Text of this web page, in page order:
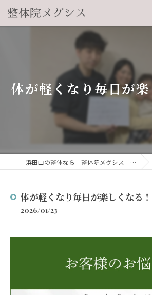
体が軽くなり毎日が楽
浜田山の整体なら「整体院メグシス」肩こり・腰痛・自律神経の悩みを睡眠から改善
体が軽くなり毎日が楽しくなる！
2026/01/23